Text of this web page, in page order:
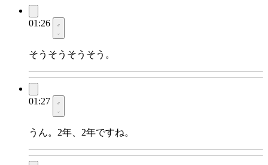
01:26
そうそうそうそう。
01:27
うん。2年、2年ですね。